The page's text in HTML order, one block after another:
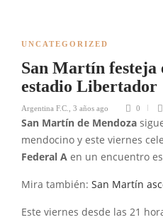
UNCATEGORIZED
San Martín festeja
estadio Libertador
Argentina F.C. 3 años ago 0
San Martín de Mendoza
mendocino y este viernes
Federal A en un encuentro
Mira también: San Martín
Este viernes desde las 21